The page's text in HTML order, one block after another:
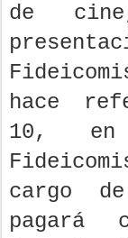
de
hace
10,
cargo
pagará